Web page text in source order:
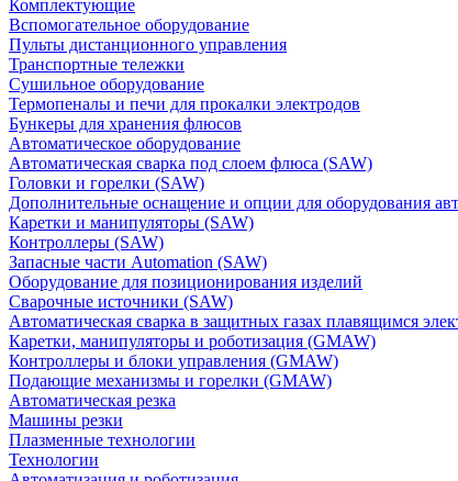
Комплектующие
Вспомогательное оборудование
Пульты дистанционного управления
Транспортные тележки
Сушильное оборудование
Термопеналы и печи для прокалки электродов
Бункеры для хранения флюсов
Автоматическое оборудование
Автоматическая сварка под слоем флюса (SAW)
Головки и горелки (SAW)
Дополнительные оснащение и опции для оборудования
Каретки и манипуляторы (SAW)
Контроллеры (SAW)
Запасные части Automation (SAW)
Оборудование для позиционирования изделий
Сварочные источники (SAW)
Автоматическая сварка в защитных газах плавящимся
Каретки, манипуляторы и роботизация (GMAW)
Контроллеры и блоки управления (GMAW)
Подающие механизмы и горелки (GMAW)
Автоматическая резка
Машины резки
Плазменные технологии
Технологии